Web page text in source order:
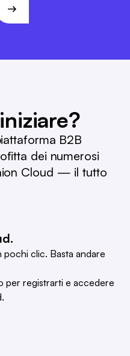
B2B
dei numerosi
Cloud — il tutto
clic. Basta andare
per registrarti e accedere